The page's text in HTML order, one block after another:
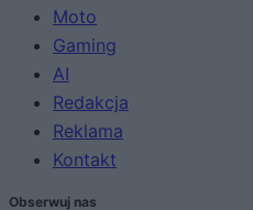
Moto
Gaming
AI
Redakcja
Reklama
Kontakt
Obserwuj nas